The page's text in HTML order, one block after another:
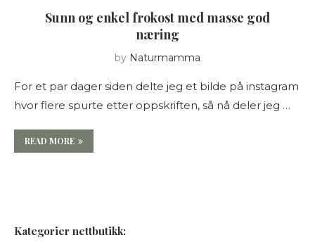
Sunn og enkel frokost med masse god
næring
by Naturmamma
For et par dager siden delte jeg et bilde på instagram
hvor flere spurte etter oppskriften, så nå deler jeg …
READ MORE
Kategorier nettbutikk: